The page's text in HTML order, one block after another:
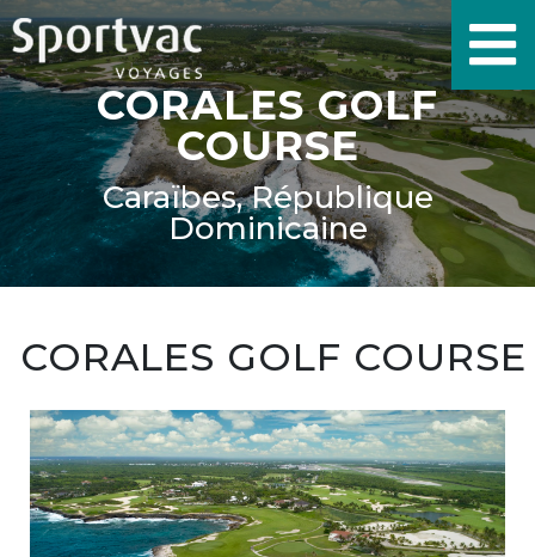
CORALES GOLF
COURSE
Caraïbes, République
Dominicaine
CORALES GOLF COURSE